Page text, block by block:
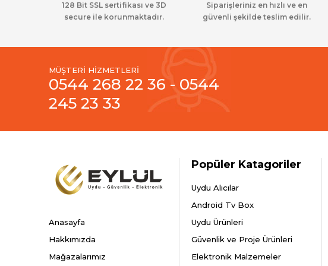
Yetişkin Kartlar + Modüller
128 Bit SSL sertifikası ve 3D
secure ile korunmaktadır.
Siparişleriniz en hızlı ve en
güvenli şekilde teslim edilir.
MÜŞTERİ HİZMETLERİ
0544 268 22 36 - 0544
245 23 33
Anasayfa
Hakkımızda
Mağazalarımız
Popüler Katagoriler
Uydu Alıcılar
Android Tv Box
Uydu Ürünleri
Güvenlik ve Proje Ürünleri
Elektronik Malzemeler